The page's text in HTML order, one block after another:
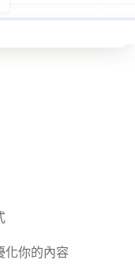
化你的內容